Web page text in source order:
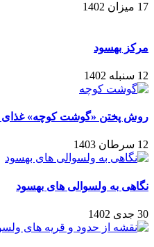
17 میزان 1402
مرکز بهسود
12 سنبله 1402
روش پختن «گوشت کوچه» غذای
12 سرطان 1403
نگاهی به ولسوالی های بهسود
30 جدی 1402